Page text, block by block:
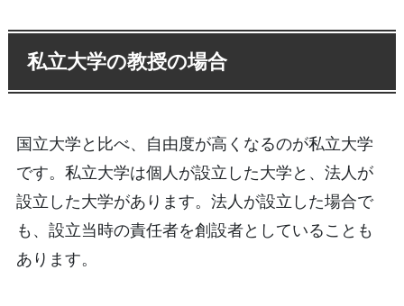
私立大学の教授の場合
国立大学と比べ、自由度が高くなるのが私立大学
です。私立大学は個人が設立した大学と、法人が
設立した大学があります。法人が設立した場合で
も、設立当時の責任者を創設者としていることも
あります。